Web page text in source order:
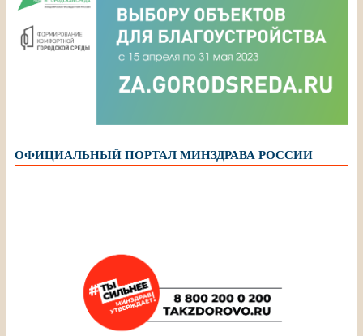
ОФИЦИАЛЬНЫЙ ПОРТАЛ МИНЗДРАВА РОССИИ